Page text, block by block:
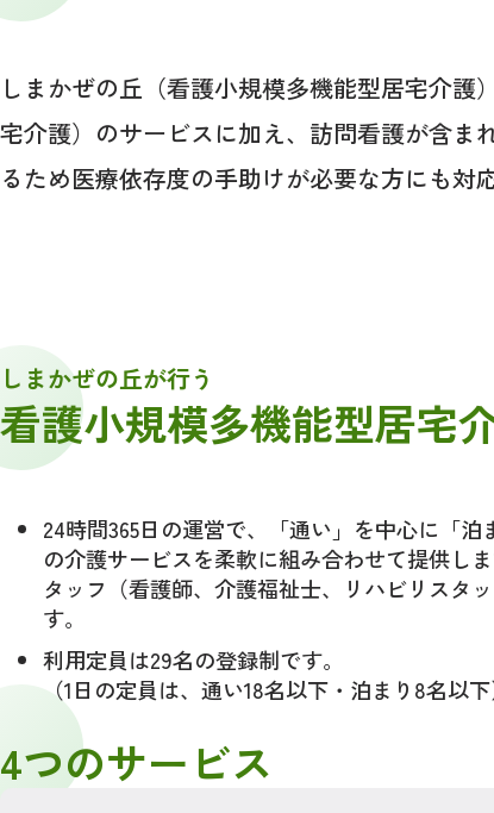
しまかぜの丘（看護小規模多機能型居宅介
宅介護）のサービスに加え、訪問看護が含ま
るため医療依存度の手助けが必要な方にも対
しまかぜの丘が行う
看護小規模多機能型居宅
24時間365日の運営で、「通い」を中心に「
の介護サービスを柔軟に組み合わせて提供し
タッフ（看護師、介護福祉士、リハビリスタ
す。
利用定員は29名の登録制です。
（1日の定員は、通い18名以下・泊まり8名以下
4つのサービス